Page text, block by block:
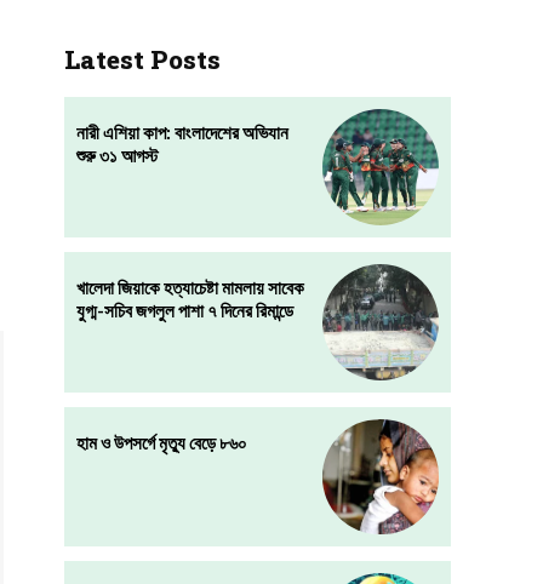
Latest Posts
নারী এশিয়া কাপ: বাংলাদেশের অভিযান
শুরু ৩১ আগস্ট
খালেদা জিয়াকে হত্যাচেষ্টা মামলায় সাবেক
যুগ্ম-সচিব জগলুল পাশা ৭ দিনের রিমান্ডে
হাম ও উপসর্গে মৃত্যু বেড়ে ৮৬০